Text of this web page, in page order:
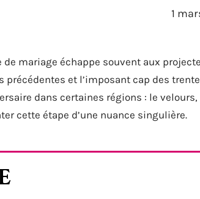
1
mariage échappe souvent aux
et l’imposant cap des
dans certaines régions : le
cette étape d’une nuance singulière.